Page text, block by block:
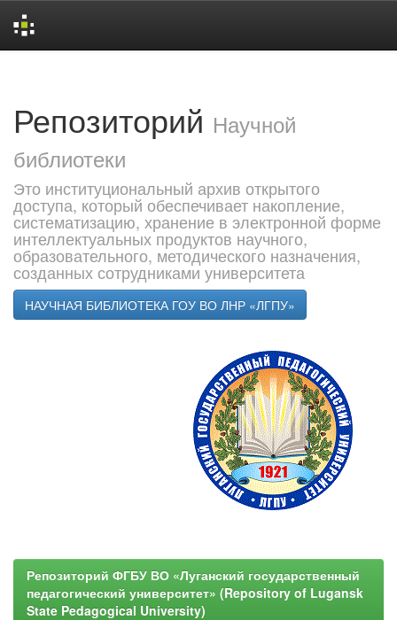
Репозиторий Научной
библиотеки
Это институциональный архив открытого
доступа, который обеспечивает накопление,
систематизацию, хранение в электронной форме
интеллектуальных продуктов научного,
образовательного, методического назначения,
созданных сотрудниками университета
НАУЧНАЯ БИБЛИОТЕКА ГОУ ВО ЛНР «ЛГПУ»
Репозиторий ФГБУ ВО «Луганский государственный
педагогический университет» (Repository of Lugansk
State Pedagogical University)